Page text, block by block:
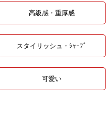
高級感・重厚感
スタイリッシュ・ｼｬｰﾌﾟ
可愛い